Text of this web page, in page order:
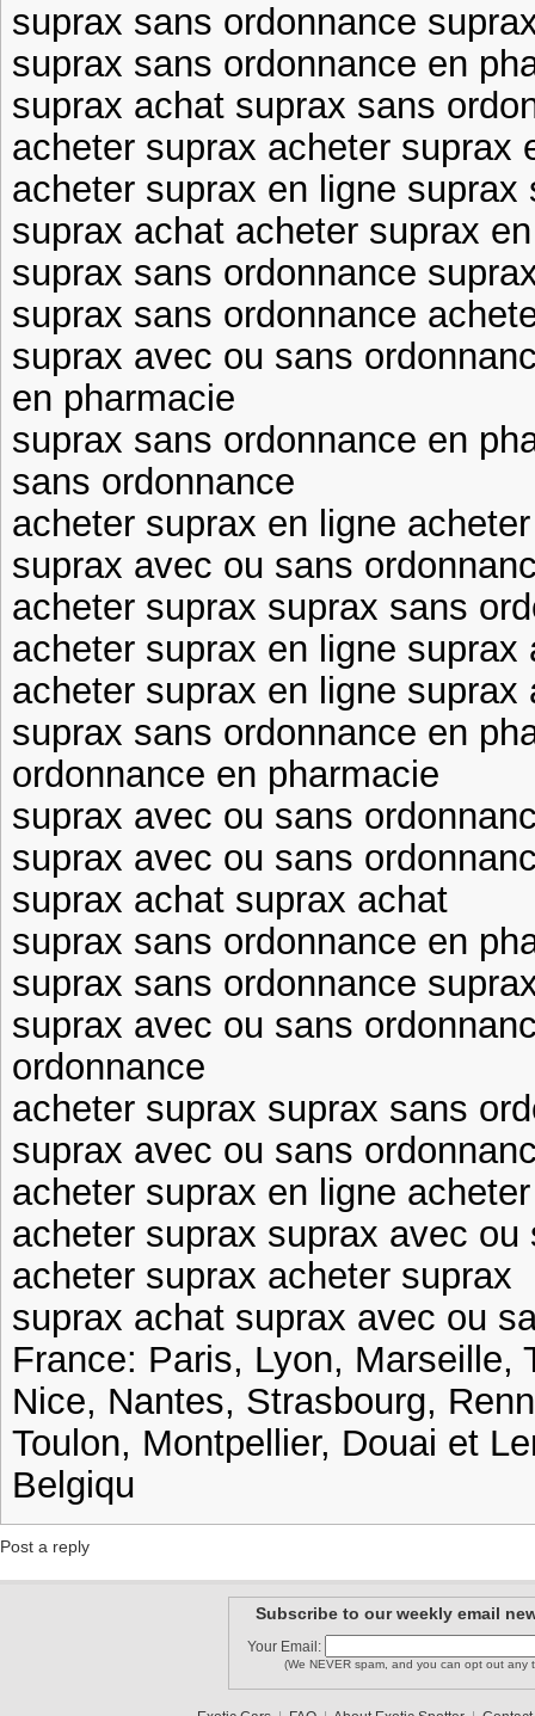
suprax sans ordonnance
suprax sans ordonnance en
suprax achat suprax sans
acheter suprax acheter suprax
acheter suprax en ligne suprax
suprax achat acheter suprax
suprax sans ordonnance
suprax sans ordonnance
suprax avec ou sans
en pharmacie
suprax sans ordonnance en
sans ordonnance
acheter suprax en ligne
suprax avec ou sans
acheter suprax suprax sans
acheter suprax en ligne
acheter suprax en ligne suprax
suprax sans ordonnance en
ordonnance en pharmacie
suprax avec ou sans
suprax avec ou sans
suprax achat suprax achat
suprax sans ordonnance en
suprax sans ordonnance
suprax avec ou sans
ordonnance
acheter suprax suprax sans
suprax avec ou sans
acheter suprax en ligne
acheter suprax suprax avec ou
acheter suprax acheter suprax
suprax achat suprax avec ou
France: Paris, Lyon, Marseille,
Nice, Nantes, Strasbourg,
Toulon, Montpellier, Douai et
Belgiqu
Post a reply
Subscribe to our weekly email
Your Email:
(We NEVER spam, and you can opt out any